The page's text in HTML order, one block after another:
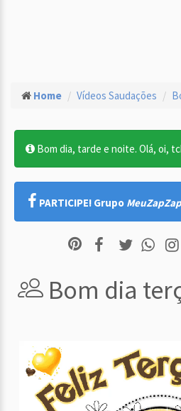
Home Vídeos Saudações
Bom dia, tarde e noite. Olá, oi,
PARTICIPE! Grupo MeuZapZap
Bom dia